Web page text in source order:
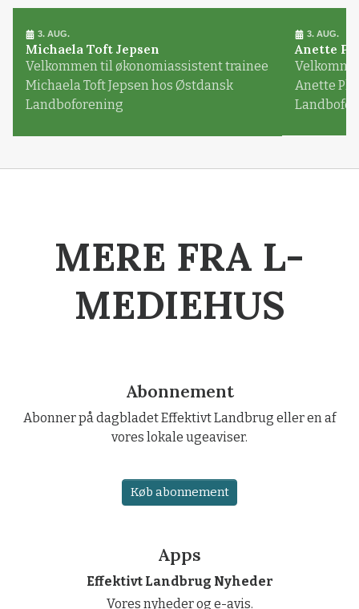
3. AUG.
Michaela Toft Jepsen
Velkommen til økonomiassistent trainee
Michaela Toft Jepsen hos Østdansk
Landboforening
3. AUG.
Anette
Anette
MERE FRA L-
MEDIEHUS
Abonnement
Abonner på dagbladet Effektivt Landbrug eller en af
vores lokale ugeaviser.
Køb abonnement
Apps
Effektivt Landbrug Nyheder
Vores nyheder og e-avis.